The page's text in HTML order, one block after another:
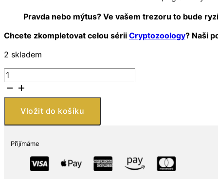
Pravda nebo mýtus? Ve vašem trezoru to bude
Chcete zkompletovat celou sérii Cryptozoology? Naši
2 skladem
Stříbrná
mince
Jersey
Devil
oz
High
Cryptozoology
Vložit do košíku
Přijímáme